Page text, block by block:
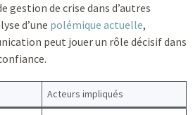
gestion de crise dans d’autres
d’une polémique actuelle,
peut jouer un rôle décisif dans
Acteurs impliqués